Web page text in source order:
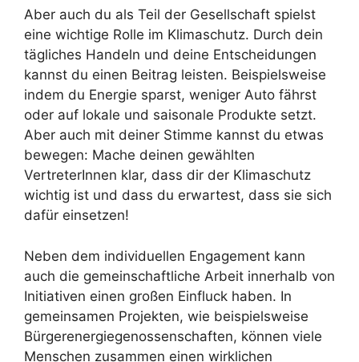
Aber auch du als Teil der Gesellschaft spielst
eine wichtige Rolle im Klimaschutz. Durch dein
tägliches Handeln und deine Entscheidungen
kannst du einen Beitrag leisten. Beispielsweise
indem du Energie sparst, weniger Auto fährst
oder auf lokale und saisonale Produkte setzt.
Aber auch mit deiner Stimme kannst du etwas
bewegen: Mache deinen gewählten
VertreterInnen klar, dass dir der Klimaschutz
wichtig ist und dass du erwartest, dass sie sich
dafür einsetzen!
Neben dem individuellen Engagement kann
auch die gemeinschaftliche Arbeit innerhalb von
Initiativen einen großen Einfluck haben. In
gemeinsamen Projekten, wie beispielsweise
Bürgerenergiegenossenschaften, können viele
Menschen zusammen einen wirklichen